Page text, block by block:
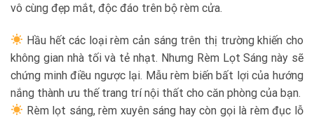
vô cùng đẹp mắt, độc đáo trên bộ rèm cửa.
Hầu hết các loại rèm cản sáng trên thị trường khiến cho
không gian nhà tối và tẻ nhạt. Nhưng Rèm Lọt Sáng này sẽ
chứng minh điều ngược lại. Mẫu rèm biến bất lợi của hướng
nắng thành ưu thế trang trí nội thất cho căn phòng của bạn.
Rèm lọt sáng, rèm xuyên sáng hay còn gọi là rèm đục lỗ